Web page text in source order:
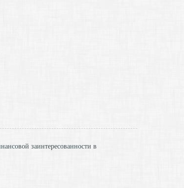
заинтересованности в